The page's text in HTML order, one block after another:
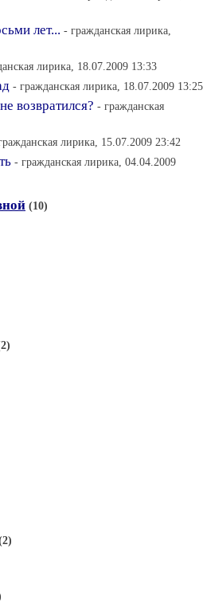
лет... - гражданская лирика,
лирика, 18.07.2009 13:33
- гражданская лирика, 18.07.2009 13:25
возвратился? - гражданская
лирика, 15.07.2009 23:42
- гражданская лирика, 04.04.2009
(10)